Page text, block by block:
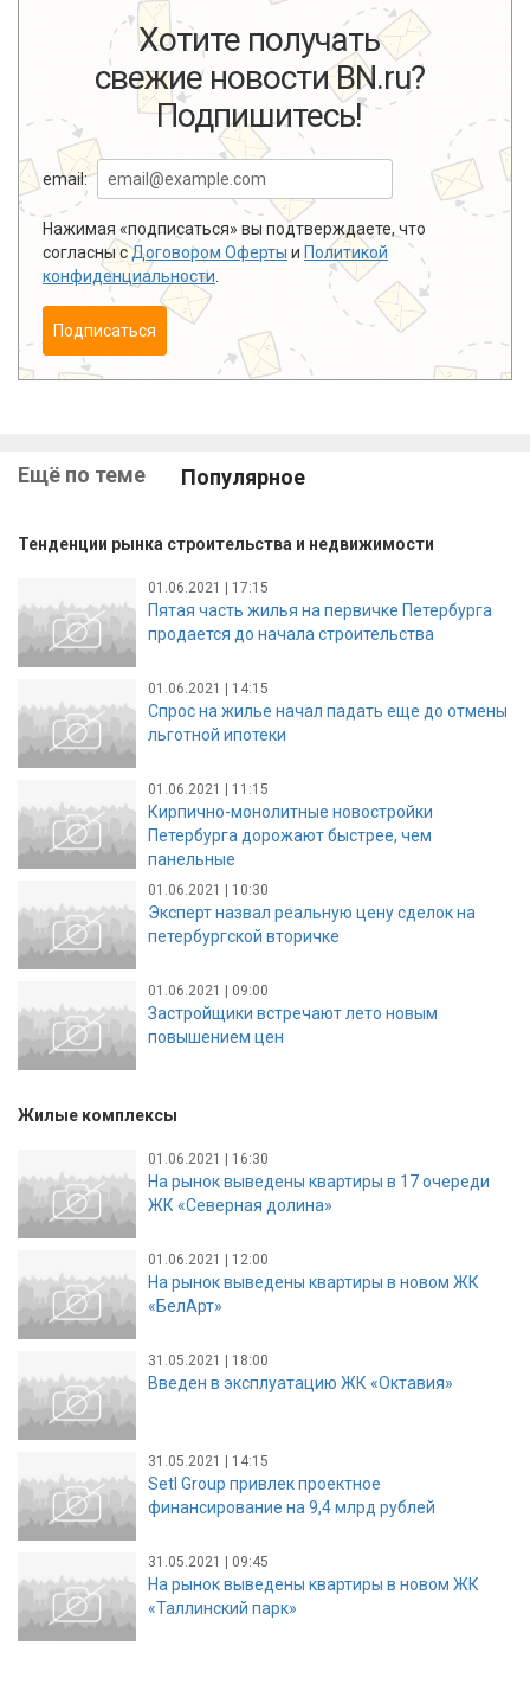
Хотите получать
свежие новости BN.ru?
Подпишитесь!
email:
Нажимая «подписаться» вы подтверждаете, что
согласны сДоговором Оферты и Политикой
конфиденциальности
Подписаться
Ещё по теме Популярное
Тенденции рынка строительства и недвижимости
01.06.2021 | 17:15
Пятая часть жилья на первичке Петербурга
продается до начала строительства
01.06.2021 | 14:15
Спрос на жилье начал падать еще до отмены
льготной ипотеки
01.06.2021 | 11:15
Кирпично-монолитные новостройки
Петербурга дорожают быстрее, чем
панельные
01.06.2021 | 10:30
Эксперт назвал реальную цену сделок на
петербургской вторичке
01.06.2021 | 09:00
Застройщики встречают лето новым
повышением цен
Жилые комплексы
01.06.2021 | 16:30
На рынок выведены квартиры в 17 очереди
ЖК «Северная долина»
01.06.2021 | 12:00
На рынок выведены квартиры в новом ЖК
«БелАрт»
31.05.2021 | 18:00
Введен в эксплуатацию ЖК «Октавия»
31.05.2021 | 14:15
Setl Group привлек проектное
финансирование на 9,4 млрд рублей
31.05.2021 | 09:45
На рынок выведены квартиры в новом ЖК
«Таллинский парк»